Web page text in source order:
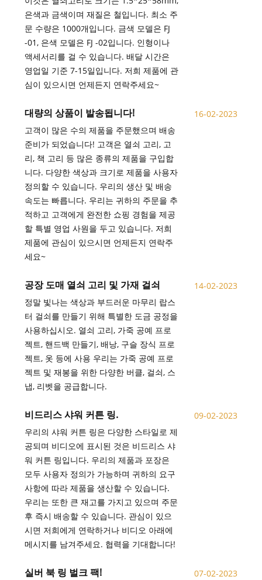
은색과 금색이며 재질은 철입니다. 최소 주
문 수량은 1000개입니다. 금색 모델은 FJ
-01, 은색 모델은 FJ -02입니다. 인형이나
액세서리를 걸 수 있습니다. 배달 시간은
영업일 기준 7-15일입니다. 저희 제품에 관
심이 있으시면 언제든지 연락주세요~
대량의 상품이 발송됩니다!
고객이 많은 수의 제품을 주문했으며 배송
준비가 되었습니다! 고객은 열쇠 고리, 고
리, 책 고리 등 많은 종류의 제품을 구입합
니다. 다양한 색상과 크기로 제품을 사용자
정의할 수 있습니다. 우리의 생산 및 배송
속도는 빠릅니다. 우리는 귀하의 주문을 추
적하고 고객에게 완전한 쇼핑 경험을 제공
할 특별 영업 사원을 두고 있습니다. 저희
제품에 관심이 있으시면 언제든지 연락주
세요~
16-02-2023
공장 도매 열쇠 고리 및 가재 걸쇠
정말 빛나는 색상과 부드러운 마무리 랍스
터 걸쇠를 만들기 위해 특별한 도금 공정을
사용하십시오. 열쇠 고리, 가죽 공예 프로
젝트, 핸드백 만들기, 배낭, 구슬 장식 프로
젝트, 옷 등에 사용 우리는 가죽 공예 프로
젝트 및 재봉을 위한 다양한 버클, 걸쇠, 스
냅, 리벳을 공급합니다.
14-02-2023
비드리스 샤워 커튼 링.
우리의 샤워 커튼 링은 다양한 스타일로 제
공되며 비디오에 표시된 것은 비드리스 샤
워 커튼 링입니다. 우리의 제품과 포장은
모두 사용자 정의가 가능하며 귀하의 요구
사항에 따라 제품을 생산할 수 있습니다.
우리는 또한 큰 재고를 가지고 있으며 주문
후 즉시 배송할 수 있습니다. 관심이 있으
시면 저희에게 연락하거나 비디오 아래에
메시지를 남겨주세요. 협력을 기대합니다!
09-02-2023
실버 북 링 벌크 팩! 07-02-2023